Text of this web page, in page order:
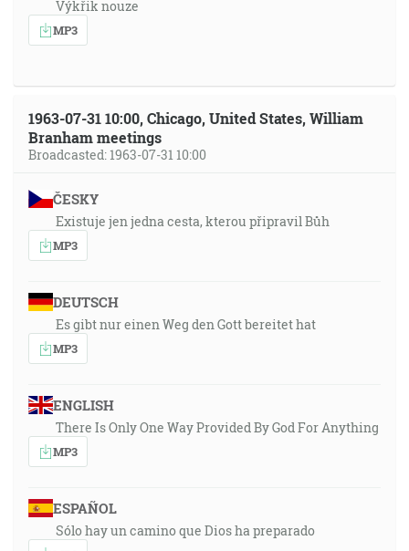
Výkřik nouze
MP3
1963-07-31 10:00, Chicago, United States, William
Branham meetings
Broadcasted: 1963-07-31 10:00
ČESKY
Existuje jen jedna cesta, kterou připravil Bůh
MP3
DEUTSCH
Es gibt nur einen Weg den Gott bereitet hat
MP3
ENGLISH
There Is Only One Way Provided By God For Anything
MP3
ESPAÑOL
Sólo hay un camino que Dios ha preparado